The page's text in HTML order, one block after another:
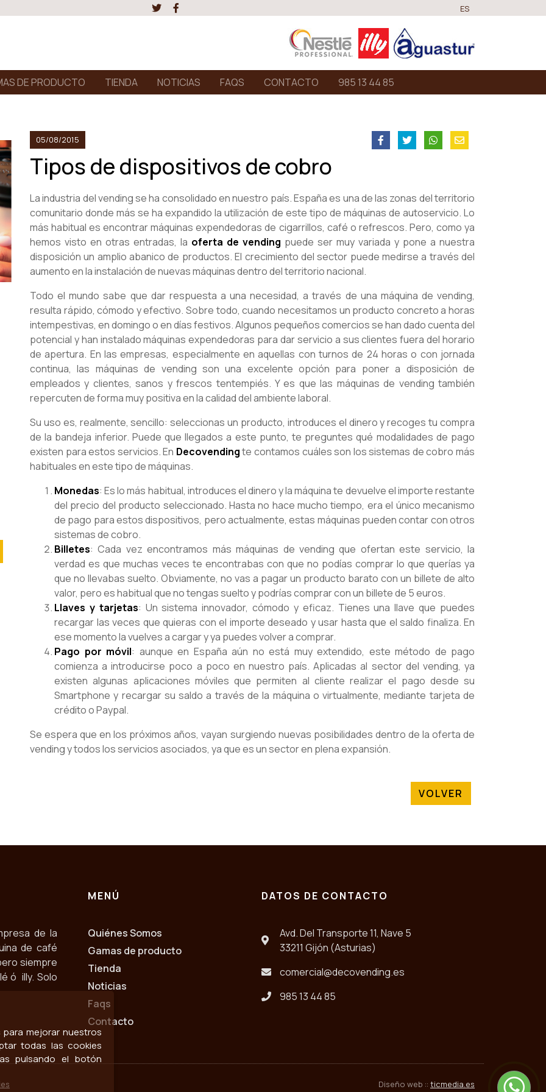
ES
DE PRODUCTO TIENDA NOTICIAS FAQS CONTACTO 985 13 44 85
05/08/2015
Tipos de dispositivos de cobro
La industria del vending se ha consolidado en nuestro país. España es una de las zonas del territorio
comunitario donde más se ha expandido la utilización de este tipo de máquinas de autoservicio. Lo
más habitual es encontrar máquinas expendedoras de cigarrillos, café o refrescos. Pero, como ya
hemos visto en otras entradas, la oferta de vending puede ser muy variada y pone a nuestra
disposición un amplio abanico de productos. El crecimiento del sector puede medirse a través del
aumento en la instalación de nuevas máquinas dentro del territorio nacional.
Todo el mundo sabe que dar respuesta a una necesidad, a través de una máquina de vending,
resulta rápido, cómodo y efectivo. Sobre todo, cuando necesitamos un producto concreto a horas
intempestivas, en domingo o en días festivos. Algunos pequeños comercios se han dado cuenta del
potencial y han instalado máquinas expendedoras para dar servicio a sus clientes fuera del horario
de apertura. En las empresas, especialmente en aquellas con turnos de 24 horas o con jornada
continua, las máquinas de vending son una excelente opción para poner a disposición de
empleados y clientes, sanos y frescos tentempiés. Y es que las máquinas de vending también
repercuten de forma muy positiva en la calidad del ambiente laboral.
Su uso es, realmente, sencillo: seleccionas un producto, introduces el dinero y recoges tu compra
de la bandeja inferior. Puede que llegados a este punto, te preguntes qué modalidades de pago
existen para estos servicios. En Decovendingte contamos cuáles son los sistemas de cobro más
habituales en este tipo de máquinas.
Monedas: Es lo más habitual, introduces el dinero y la máquina te devuelve el importe restante
del precio del producto seleccionado. Hasta no hace mucho tiempo, era el único mecanismo
de pago para estos dispositivos, pero actualmente, estas máquinas pueden contar con otros
sistemas de cobro.
Billetes: Cada vez encontramos más máquinas de vending que ofertan este servicio, la
verdad es que muchas veces te encontrabas con que no podías comprar lo que querías ya
que no llevabas suelto. Obviamente, no vas a pagar un producto barato con un billete de alto
valor, pero es habitual que no tengas suelto y podrías comprar con un billete de 5 euros.
Llaves y tarjetas: Un sistema innovador, cómodo y eficaz. Tienes una llave que puedes
recargar las veces que quieras con el importe deseado y usar hasta que el saldo finaliza. En
ese momento la vuelves a cargar y ya puedes volver a comprar.
Pago por móvil: aunque en España aún no está muy extendido, este método de pago
comienza a introducirse poco a poco en nuestro país. Aplicadas al sector del vending, ya
existen algunas aplicaciones móviles que permiten al cliente realizar el pago desde su
Smartphone y recargar su saldo a través de la máquina o virtualmente, mediante tarjeta de
crédito o Paypal.
Se espera que en los próximos años, vayan surgiendo nuevas posibilidades dentro de la oferta de
vending y todos los servicios asociados, ya que es un sector en plena expansión.
VOLVER
de la
de café
siempre
ó illy. Solo
MENÚ
Quiénes Somos
Gamas de producto
Tienda
Noticias
Faqs
Contacto
DATOS DE CONTACTO
Avd. Del Transporte 11, Nave 5
33211 Gijón (Asturias)
comercial@decovending.es
985 13 44 85
Diseño web :: ticmedia.es
mejorar nuestros
todas las cookies
pulsando el botón